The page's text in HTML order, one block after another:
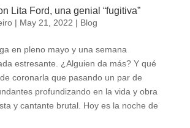
Lita Ford, una genial “fugitiva”
| May 21, 2022 | Blog
en pleno mayo y una semana
estresante. ¿Alguien da más? Y qué
coronarla que pasando un par de
profundizando en la vida y obra
y cantante brutal. Hoy es la noche de